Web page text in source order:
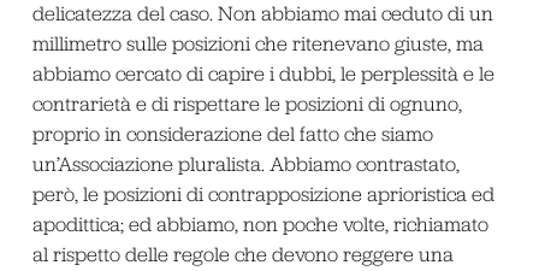
delicatezza del caso. Non abbiamo mai ceduto di un
millimetro sulle posizioni che ritenevano giuste, ma
abbiamo cercato di capire i dubbi, le perplessità e le
contrarietà e di rispettare le posizioni di ognuno,
proprio in considerazione del fatto che siamo
un’Associazione pluralista. Abbiamo contrastato,
però, le posizioni di contrapposizione aprioristica ed
apodittica; ed abbiamo, non poche volte, richiamato
al rispetto delle regole che devono reggere una